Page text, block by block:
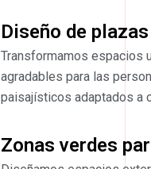
Diseño de
Transformamos espacios
agradables para las
paisajísticos adaptados a
Zonas verdes